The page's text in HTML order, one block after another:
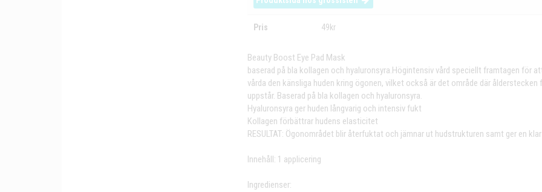
Pris 49kr
Beauty Boost Eye Pad Mask
baserad på bla kollagen och hyaluronsyra.Högintensiv vård speciellt framtagen för
vårda den känsliga huden kring ögonen, vilket också är det område där ålderstecken
uppstår. Baserad på bla kollagen och hyaluronsyra.
Hyaluronsyra ger huden långvarig och intensiv fukt
Kollagen förbättrar hudens elasticitet
RESULTAT: Ögonområdet blir återfuktat och jämnar ut hudstrukturen samt ger en
Innehåll: 1 applicering
Ingredienser: